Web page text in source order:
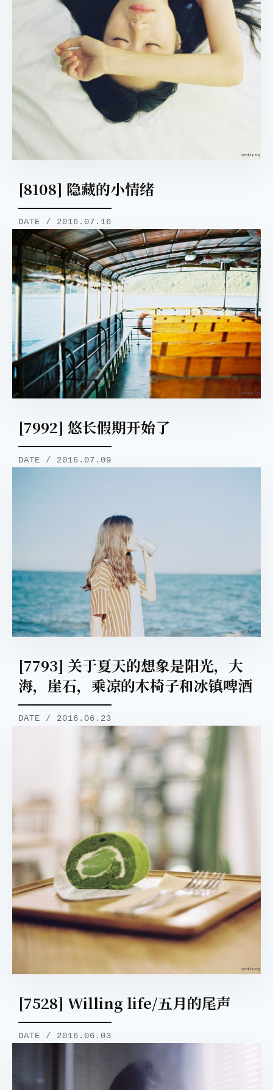
[8108] 隐藏的小情绪
DATE / 2016.07.16
[7992] 悠长假期开始了
DATE / 2016.07.09
[7793] 关于夏天的想象是阳光，大
海，崖石，乘凉的木椅子和冰镇啤酒
DATE / 2016.06.23
[7528] Willing life/五月的尾声
DATE / 2016.06.03